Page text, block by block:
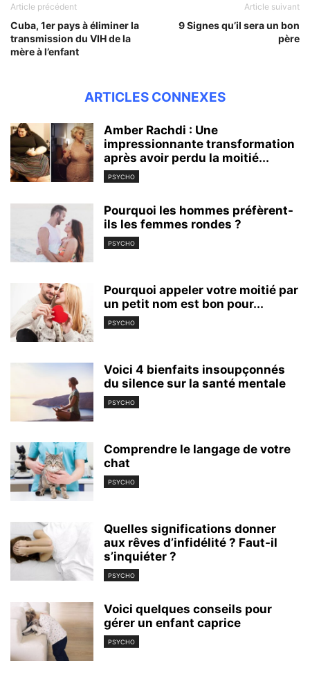
Article précédent
Cuba, 1er pays à éliminer la
transmission du VIH de la
mère à l’enfant
Article suivant
9 Signes qu’il sera un bon
père
ARTICLES CONNEXES
Amber Rachdi : Une
impressionnante transformation
après avoir perdu la moitié...
PSYCHO
Pourquoi les hommes préfèrent-
ils les femmes rondes ?
PSYCHO
Pourquoi appeler votre moitié par
un petit nom est bon pour...
PSYCHO
Voici 4 bienfaits insoupçonnés
du silence sur la santé mentale
PSYCHO
Comprendre le langage de votre
chat
PSYCHO
Quelles significations donner
aux rêves d’infidélité ? Faut-il
s’inquiéter ?
PSYCHO
Voici quelques conseils pour
gérer un enfant caprice
PSYCHO